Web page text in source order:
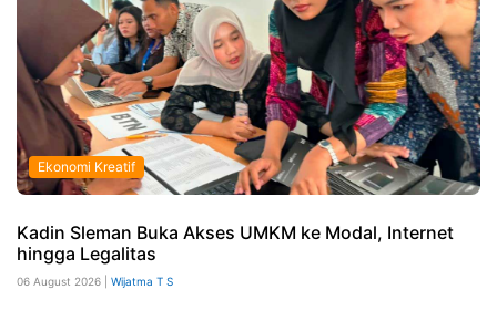
Ekonomi Kreatif
Kadin Sleman Buka Akses UMKM ke Modal, Internet
hingga Legalitas
06 August 2026 | Wijatma T S